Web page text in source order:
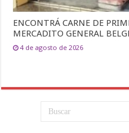
ENCONTRÁ CARNE DE
MERCADITO GENERAL
4 de agosto de 2026